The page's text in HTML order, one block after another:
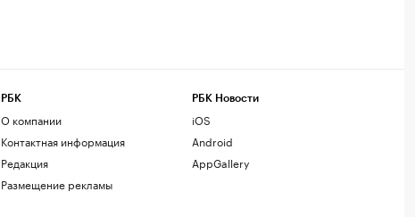
РБК
О компании
Контактная информация
Редакция
Размещение рекламы
РБК Новости
iOS
Android
AppGallery